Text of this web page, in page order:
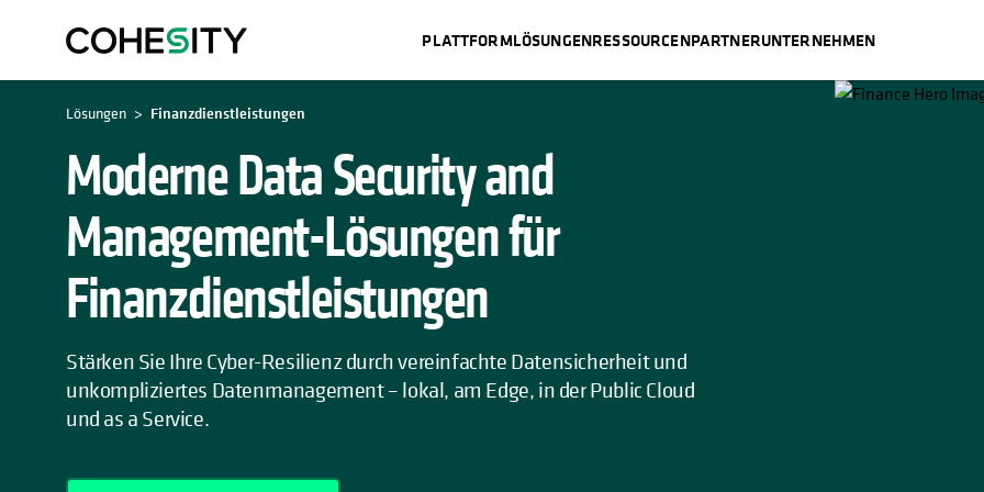
PLATTFORMLÖSUNGENRESSOURCENPARTNERUNTERNEHMEN
Lösungen Finanzdienstleistungen
Moderne Data Security and
Management-Lösungen für
Finanzdienstleistungen
Stärken Sie Ihre Cyber-Resilienz durch vereinfachte Datensicherheit und
unkompliziertes Datenmanagement – lokal, am Edge, in der Public Cloud
und as a Service.